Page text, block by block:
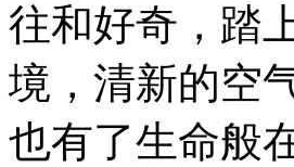
往和好奇，踏
境，清新的空
也有了生命般